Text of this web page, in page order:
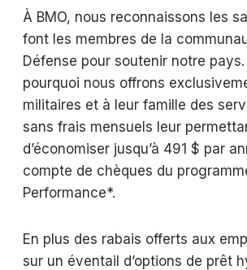
À BMO, nous reconnaissons les
font les membres de la
Défense pour soutenir notre pays.
pourquoi nous offrons
militaires et à leur famille des
sans frais mensuels leur
d’économiser jusqu’à 491 $ par
compte de chèques du
Performance*.
En plus des rabais offerts aux
sur un éventail d’options de prêt